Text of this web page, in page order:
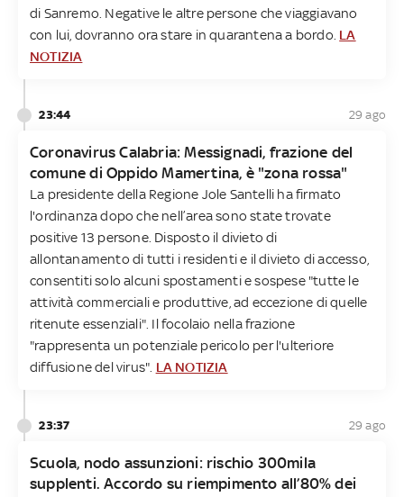
di Sanremo. Negative le altre persone che viaggiavano
con lui, dovranno ora stare in quarantena a bordo. LA
NOTIZIA
23:44 29 ago
Coronavirus Calabria: Messignadi, frazione del
comune di Oppido Mamertina, è "zona rossa"
La presidente della Regione Jole Santelli ha firmato
l'ordinanza dopo che nell’area sono state trovate
positive 13 persone. Disposto il divieto di
allontanamento di tutti i residenti e il divieto di accesso,
consentiti solo alcuni spostamenti e sospese "tutte le
attività commerciali e produttive, ad eccezione di quelle
ritenute essenziali". Il focolaio nella frazione
"rappresenta un potenziale pericolo per l'ulteriore
diffusione del virus". LA NOTIZIA
23:37 29 ago
Scuola, nodo assunzioni: rischio 300mila
supplenti. Accordo su riempimento all’80% dei